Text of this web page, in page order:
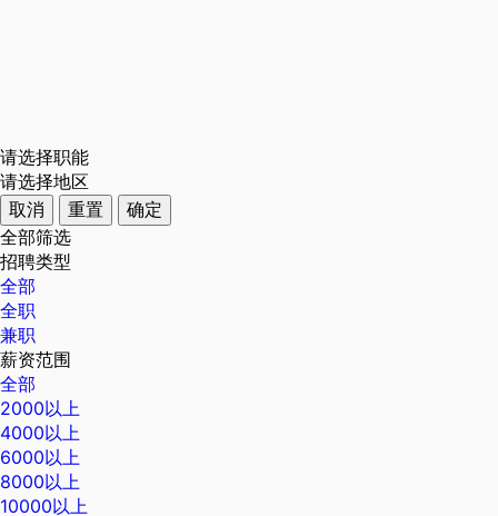
请选择职能
请选择地区
取消
重置
确定
全部筛选
招聘类型
全部
全职
兼职
薪资范围
全部
2000以上
4000以上
6000以上
8000以上
10000以上